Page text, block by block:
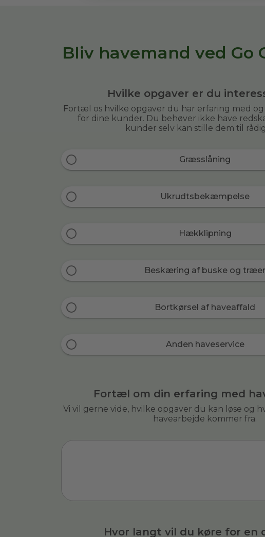
Bliv havemand ved Go
Hvilke opgaver er du
Fortæl os hvilke opgaver du har erfaring med
for dine kunder. Du behøver ikke have
kunder selv kan stille dem til
Græsslåning
Ukrudtsbekæmpelse
Hækklipning
Beskæring af buske og træer
Bortkørsel af haveaffald
Anden haveservice
Fortæl om din erfaring med
Vi vil gerne vide, hvilke opgaver du kan løse og
havearbejde kommer fra.
Hvor langt vil du køre for en